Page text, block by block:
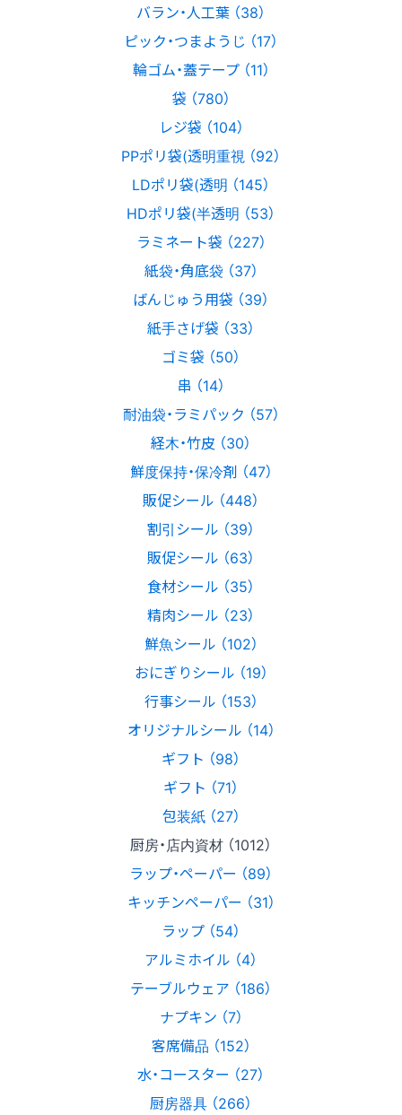
バラン・人工葉 （38）
ピック・つまようじ （17）
輪ゴム・蓋テープ （11）
袋 （780）
レジ袋 （104）
PPポリ袋(透明重視 （92）
LDポリ袋(透明 （145）
HDポリ袋(半透明 （53）
ラミネート袋 （227）
紙袋・角底袋 （37）
ばんじゅう用袋 （39）
紙手さげ袋 （33）
ゴミ袋 （50）
串 （14）
耐油袋・ラミパック （57）
経木・竹皮 （30）
鮮度保持・保冷剤 （47）
販促シール （448）
割引シール （39）
販促シール （63）
食材シール （35）
精肉シール （23）
鮮魚シール （102）
おにぎりシール （19）
行事シール （153）
オリジナルシール （14）
ギフト （98）
ギフト （71）
包装紙 （27）
厨房・店内資材 （1012）
ラップ・ペーパー （89）
キッチンペーパー （31）
ラップ （54）
アルミホイル （4）
テーブルウェア （186）
ナプキン （7）
客席備品 （152）
水・コースター （27）
厨房器具 （266）